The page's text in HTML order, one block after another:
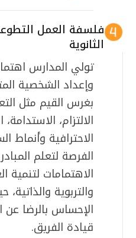
فلسفة العمل
الثانوية
تولي المدارس
وإعداد الشخصية
بغرس القيم مثل
الالتزام، الاستدامة،
الاحترافية وأنماط
الفرصة لتعلم
الاهتمامات لتنمية
والتربوية
الإحساس بالرضا
قيادة الفريق.